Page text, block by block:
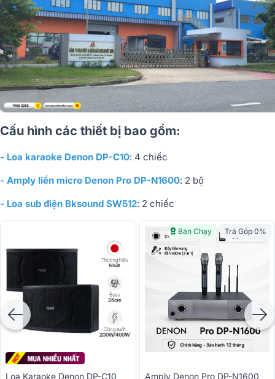
Cấu hình các thiết bị bao gồm:
- Loa karaoke Denon DP-C10: 4 chiếc
- Amply liền micro Denon Pro DP-N1600: 2 bộ
- Loa sub điện Bksound SW512: 2 chiếc
Loa Karaoke Denon DP-C10
Bán Chạy Trả Góp 0%
Amply Denon Pro DP-N1600